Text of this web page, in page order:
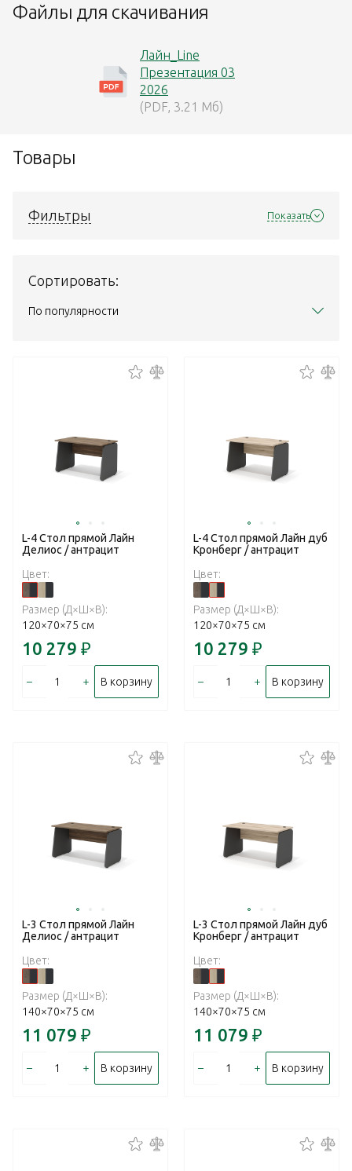
Файлы для скачивания
Лайн_Line
Презентация 03
2026
(PDF, 3.21 Мб)
Товары
Фильтры Показать
Сортировать:
По популярности
L-4 Стол прямой Лайн
Делиос / антрацит
Цвет:
Размер (Д×Ш×В):
120×70×75 см
10 279 ₽
– + В корзину
L-4 Стол прямой Лайн дуб
Кронберг / антрацит
Цвет:
Размер (Д×Ш×В):
120×70×75 см
10 279 ₽
– + В корзину
L-3 Стол прямой Лайн
Делиос / антрацит
Цвет:
Размер (Д×Ш×В):
140×70×75 см
11 079 ₽
– + В корзину
L-3 Стол прямой Лайн дуб
Кронберг / антрацит
Цвет:
Размер (Д×Ш×В):
140×70×75 см
11 079 ₽
– + В корзину